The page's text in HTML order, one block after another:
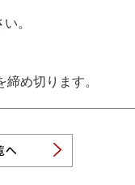
。
め切ります。